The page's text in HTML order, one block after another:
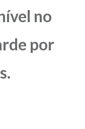
no
por